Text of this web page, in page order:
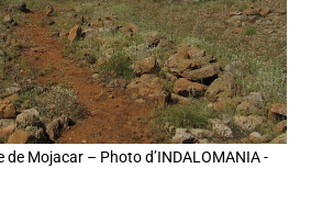
de Mojacar – Photo d’INDALOMANIA -